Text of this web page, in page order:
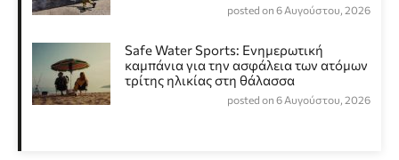
posted on 6 Αυγούστου, 2026
Safe Water Sports: Eνημερωτική
καμπάνια για την ασφάλεια των ατόμων
τρίτης ηλικίας στη θάλασσα
posted on 6 Αυγούστου, 2026